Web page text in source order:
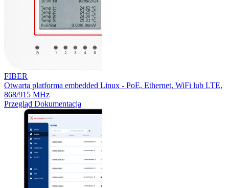
FIBER
Otwarta platforma embedded Linux - PoE, Ethernet, WiFi lub LTE,
868/915 MHz
Przegląd Dokumentacja